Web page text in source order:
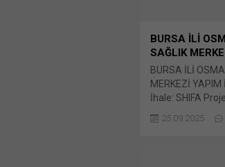
BURSA İLİ
SAĞLIK
BURSA İLİ
MERKEZİ YAPIM
İhale: SHIFA
İhale kayıt no
25.09.2025